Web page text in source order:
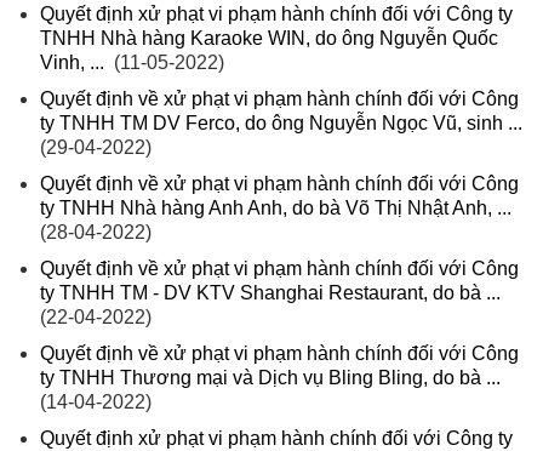
Quyết định xử phạt vi phạm hành chính đối với Công ty
TNHH Nhà hàng Karaoke WIN, do ông Nguyễn Quốc
Vinh, ... (11-05-2022)
Quyết định về xử phạt vi phạm hành chính đối với Công
ty TNHH TM DV Ferco, do ông Nguyễn Ngọc Vũ, sinh ...
(29-04-2022)
Quyết định về xử phạt vi phạm hành chính đối với Công
ty TNHH Nhà hàng Anh Anh, do bà Võ Thị Nhật Anh, ...
(28-04-2022)
Quyết định về xử phạt vi phạm hành chính đối với Công
ty TNHH TM - DV KTV Shanghai Restaurant, do bà ...
(22-04-2022)
Quyết định về xử phạt vi phạm hành chính đối với Công
ty TNHH Thương mại và Dịch vụ Bling Bling, do bà ...
(14-04-2022)
Quyết định xử phạt vi phạm hành chính đối với Công ty